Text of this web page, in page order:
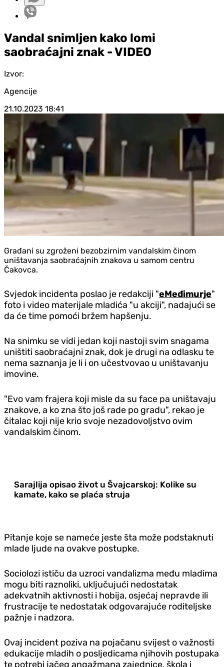
Vandal snimljen kako lomi
saobraćajni znak - VIDEO
Izvor:
Agencije
21.10.2023 18:41
Građani su zgroženi bezobzirnim vandalskim činom
uništavanja saobraćajnih znakova u samom centru
Čakovca.
Svjedok incidenta poslao je redakciji "eMeđimurje"
foto i video materijale mladića "u akciji", nadajući se
da će time pomoći bržem hapšenju.
Na snimku se vidi jedan koji nastoji svim snagama
uništiti saobraćajni znak, dok je drugi na odlasku te
nema saznanja je li i on učestvovao u uništavanju
imovine.
"Evo vam frajera koji misle da su face pa uništavaju
znakove, a ko zna što još rade po gradu", rekao je
čitalac koji nije krio svoje nezadovoljstvo ovim
vandalskim činom.
Sarajlija opisao život u Švajcarskoj: Kolike su
kamate, kako se plaća struja
Pitanje koje se nameće jeste šta može podstaknuti
mlade ljude na ovakve postupke.
Sociolozi ističu da uzroci vandalizma među mladima
mogu biti raznoliki, uključujući nedostatak
adekvatnih aktivnosti i hobija, osjećaj nepravde ili
frustracije te nedostatak odgovarajuće roditeljske
pažnje i nadzora.
Ovaj incident poziva na pojačanu svijest o važnosti
edukacije mladih o posljedicama njihovih postupaka
te potrebi jačeg angažmana zajednice, škola i